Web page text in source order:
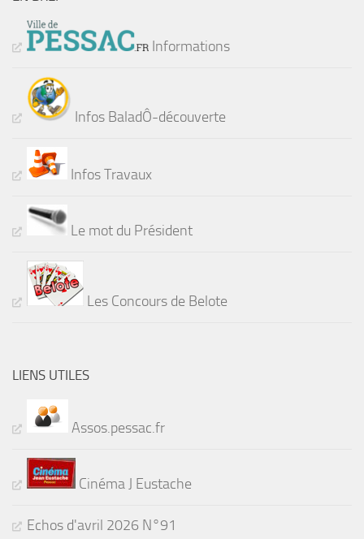
Informations
Infos BaladÔ-découverte
Infos Travaux
Le mot du Président
Les Concours de Belote
LIENS UTILES
Assos.pessac.fr
Cinéma J Eustache
Echos d'avril 2026 N°91